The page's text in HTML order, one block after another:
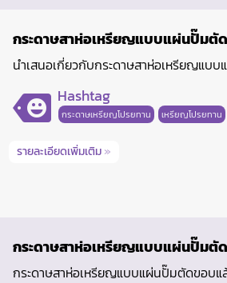
กระดาษสาห่อเหรียญแบบแผ่นปั๊มตั
นำเสนอเกี่ยวกับกระดาษสาห่อเหรียญแบ
Hashtag
กระดาษเหรียญโปรยทาน เหรียญโปรยทาน
รายละเอียดเพิ่มเติม»
กระดาษสาห่อเหรียญแบบแผ่นปั๊ม
กระดาษสาห่อเหรียญแบบแผ่นปั๊มตัดขอบแ